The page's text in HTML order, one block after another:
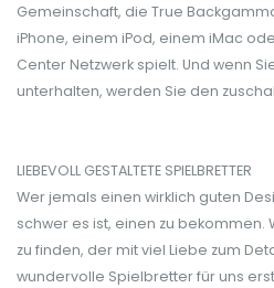
Gemeinschaft, die True
iPhone, einem iPod, einem iMac
Center Netzwerk spielt. Und wenn
unterhalten, werden Sie den
LIEBEVOLL GESTALTETE SPIELBRETTER
Wer jemals einen wirklich guten
schwer es ist, einen zu bekommen.
zu finden, der mit viel Liebe zum
wundervolle Spielbretter für uns